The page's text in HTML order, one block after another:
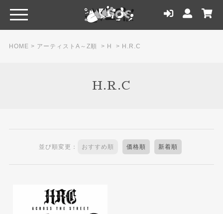
HOME > アーティストA～Z順 > H > H.R.C
H.R.C
並び順変更： おすすめ順 価格順 新着順